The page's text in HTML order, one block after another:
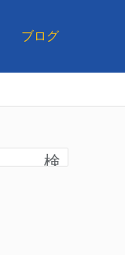
ブログ
検